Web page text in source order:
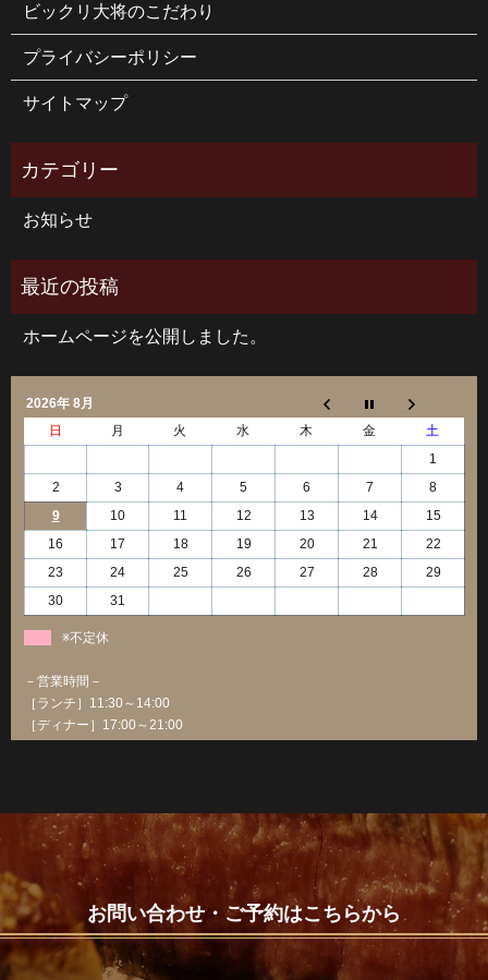
ビックリ大将のこだわり
プライバシーポリシー
サイトマップ
お知らせ
ホームページを公開しました。
2026年 8月
日
月 火 水 木 金
土
1
2
3 4 5 6 7
8
9
10 11 12 13 14
15
16
17 18 19 20 21
22
23
24 25 26 27 28
29
30
31
※不定休
－営業時間－
［ランチ］11:30～14:00
［ディナー］17:00～21:00
お問い合わせ・ご予約はこちらから